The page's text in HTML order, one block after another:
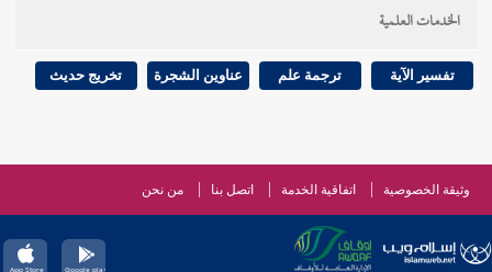
الخدمات العلمية
تفسير الآية ترجمة علم عناوين الشجرة تخريج حديث
وثيقة الخصوصية اتفاقية الخدمة اتصل بنا من نحن